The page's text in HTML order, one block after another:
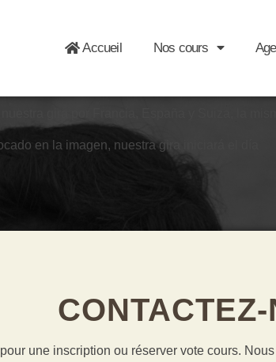
Accueil Nos cours
en la imagen, nuestra gira iniciará el día
CONTACTEZ-
une inscription ou réserver vote cours.